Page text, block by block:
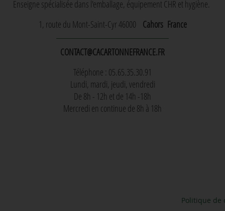
Enseigne spécialisée dans l'emballage, équipement CHR et hygiène.
1, route du Mont-Saint-Cyr 46000 Cahors France
CONTACT@CACARTONNEFRANCE.FR
Téléphone : 05.65.35.30.91
Lundi, mardi, jeudi, vendredi
De 8h - 12h et de 14h -18h
Mercredi en continue de 8h à 18h
Politique de